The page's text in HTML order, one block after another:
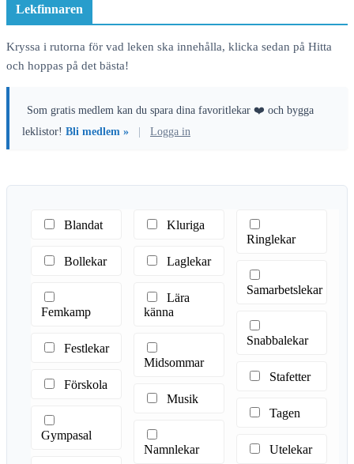
Lekfinnaren
Kryssa i rutorna för vad leken ska innehålla, klicka sedan på Hitta
och hoppas på det bästa!
Som gratis medlem kan du spara dina favoritlekar ❤️ och bygga
leklistor! Bli medlem » Logga in
Blandat
Bollekar
Femkamp
Festlekar
Förskola
Gympasal
Kluriga
Laglekar
Lära
känna
Midsommar
Musik
Namnlekar
Ringlekar
Samarbetslekar
Snabbalekar
Stafetter
Tagen
Utelekar